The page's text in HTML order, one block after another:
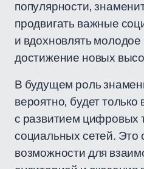
популярности,
продвигать важные
и вдохновлять
достижение новых
В будущем роль
вероятно, будет
с развитием цифровых
социальных сетей. Это
возможности для